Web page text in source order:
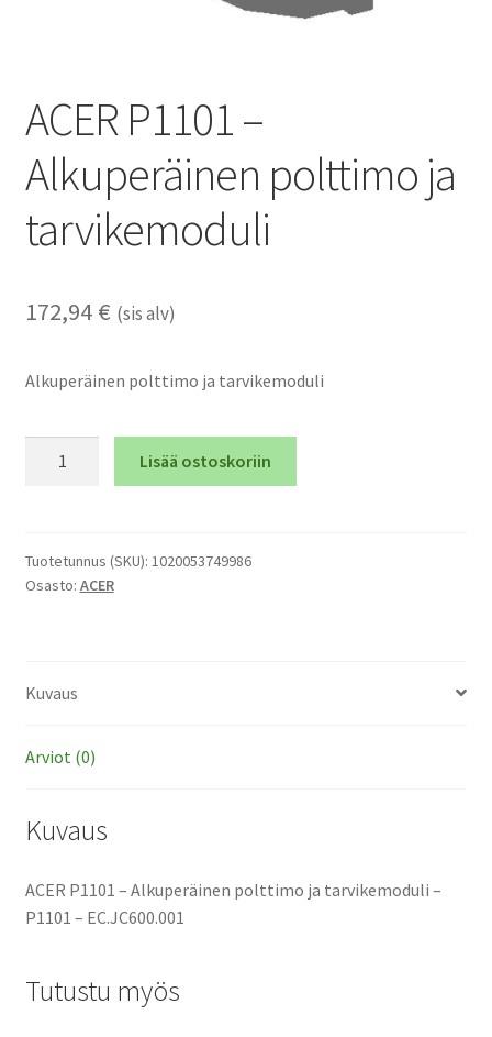
ACER P1101 –
Alkuperäinen polttimo ja
tarvikemoduli
172,94 € (sis alv)
Alkuperäinen polttimo ja tarvikemoduli
polttimo
ja
Lisää ostoskoriin
Tuotetunnus (SKU): 1020053749986
Osasto: ACER
Kuvaus
Arviot (0)
Kuvaus
ACER P1101 – Alkuperäinen polttimo ja tarvikemoduli –
P1101 – EC.JC600.001
Tutustu myös